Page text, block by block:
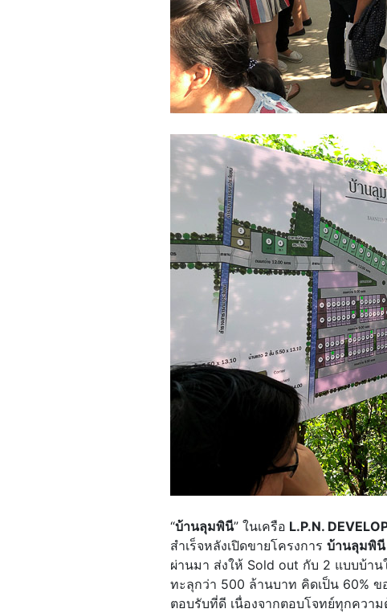
“บ้านลุมพินี” ในเครือ L.P.N.
สำเร็จหลังเปิดขายโครงการ บ้านลุมพินี
ผ่านมา ส่งให้ Sold out กับ 2 แบบบ้า
ทะลุกว่า 500 ล้านบาท คิดเป็น 60% ข
ตอบรับที่ดี เนื่องจากตอบโจทย์ทุกควา